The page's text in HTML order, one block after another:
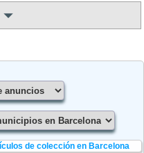
de colección en Barcelona